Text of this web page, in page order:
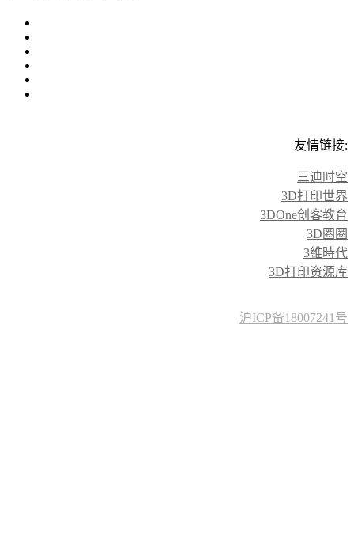
友情链接:
三迪时空
3D打印世界
3DOne创客教育
3D圈圈
3維時代
3D打印资源库
沪ICP备18007241号